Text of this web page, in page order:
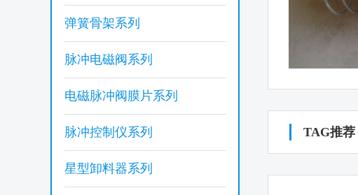
弹簧骨架系列
脉冲电磁阀系列
电磁脉冲阀膜片系列
脉冲控制仪系列
星型卸料器系列
TAG推荐